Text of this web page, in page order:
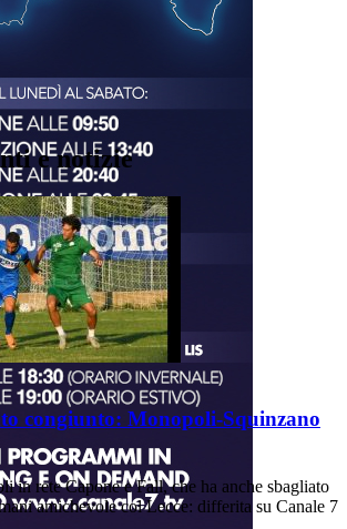
e notizie
congiunto: Monopoli-Squinzano
in rete Capone e Fall, che ha anche sbagliato
amichevole col Lecce: differita su Canale 7